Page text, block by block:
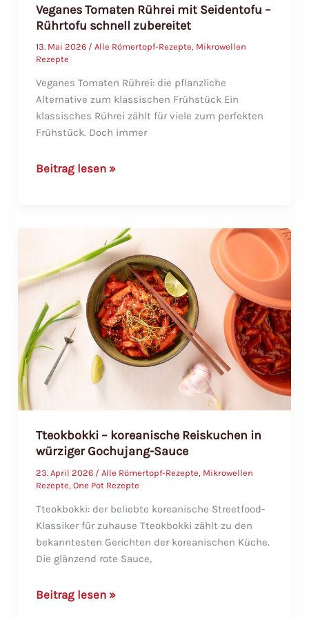
Veganes Tomaten Rührei mit Seidentofu –
Rührtofu schnell zubereitet
13. Mai 2026 / Alle Römertopf-Rezepte, Mikrowellen
Rezepte
Veganes Tomaten Rührei: die pflanzliche
Alternative zum klassischen Frühstück Ein
klassisches Rührei zählt für viele zum perfekten
Frühstück. Doch immer
Veganes
Rührtofu
schnell
zubereitet
Beitrag lesen »
Tteokbokki – koreanische Reiskuchen in
würziger Gochujang-Sauce
23. April 2026 / Alle Römertopf-Rezepte, Mikrowellen
Rezepte, One Pot Rezepte
Tteokbokki: der beliebte koreanische Streetfood-
Klassiker für zuhause Tteokbokki zählt zu den
bekanntesten Gerichten der koreanischen Küche.
Die glänzend rote Sauce,
Tteokbokki
Beitrag lesen »